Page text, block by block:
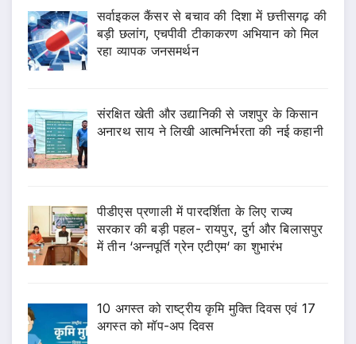
सर्वाइकल कैंसर से बचाव की दिशा में छत्तीसगढ़ की
बड़ी छलांग, एचपीवी टीकाकरण अभियान को मिल
रहा व्यापक जनसमर्थन
संरक्षित खेती और उद्यानिकी से जशपुर के किसान
अनारथ साय ने लिखी आत्मनिर्भरता की नई कहानी
पीडीएस प्रणाली में पारदर्शिता के लिए राज्य
सरकार की बड़ी पहल- रायपुर, दुर्ग और बिलासपुर
में तीन ‘अन्नपूर्ति ग्रेन एटीएम‘ का शुभारंभ
10 अगस्त को राष्ट्रीय कृमि मुक्ति दिवस एवं 17
अगस्त को मॉप-अप दिवस